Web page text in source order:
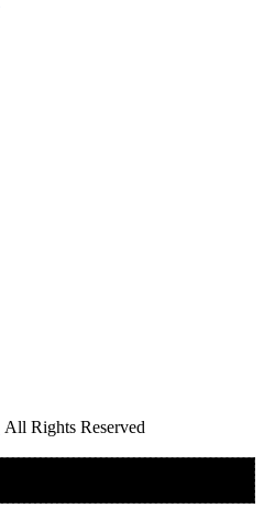
All Rights Reserved